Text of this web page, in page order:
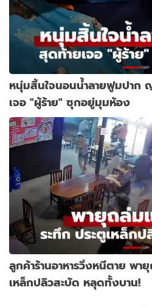
หนุ่มสิ้นใจนอนน้ำลายฟูมปาก
เจอ "ผู้ร้าย" ซุกอยู่มุมห้อง
ลูกค้าร้านอาหารวิ่งหนีตาย พา
เหล็กปลิวสะบัด หลุดทั้งบาน!